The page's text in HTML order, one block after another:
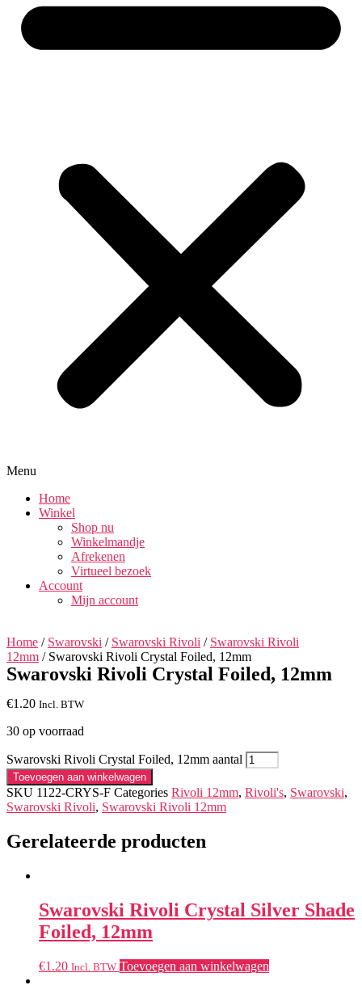
Menu
Home
Winkel
Shop nu
Winkelmandje
Afrekenen
Virtueel bezoek
Account
Mijn account
Home / Swarovski / Swarovski Rivoli / Swarovski Rivoli
12mm / Swarovski Rivoli Crystal Foiled, 12mm
Swarovski Rivoli Crystal Foiled, 12mm
€1.20 Incl. BTW
30 op voorraad
Swarovski Rivoli Crystal Foiled, 12mm aantal
Toevoegen aan winkelwagen
SKU 1122-CRYS-F Categories Rivoli 12mm, Rivoli's, Swarovski,
Swarovski Rivoli, Swarovski Rivoli 12mm
Gerelateerde producten
Swarovski Rivoli Crystal Silver Shade
Foiled, 12mm
€1.20 Incl. BTW Toevoegen aan winkelwagen